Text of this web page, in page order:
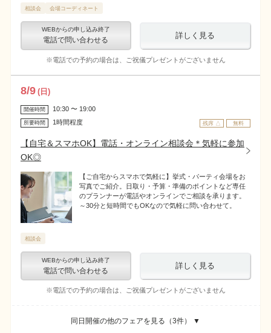
相談会 会場コーディネート
WEBからの申し込み終了
電話で問い合わせる
詳しく見る
※電話での予約の場合は、ご祝儀プレゼントがございません
8/9 (日)
残席 △ 無料
開催時間 10:30 〜 19:00
所要時間 1時間程度
【自宅＆スマホOK】電話・オンライン相談会＊気軽に参加
OK◎
【ご自宅からスマホで気軽に】挙式・パーティ会場をお
写真でご紹介。日取り・予算・準備のポイントなど専任
のプランナーが電話やオンラインでご相談を承ります。
～30分と短時間でもOKなので気軽に問い合わせて。
相談会
WEBからの申し込み終了
電話で問い合わせる
詳しく見る
※電話での予約の場合は、ご祝儀プレゼントがございません
同日開催の他のフェアを見る（3件） ▼